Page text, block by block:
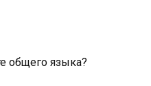
общего языка?